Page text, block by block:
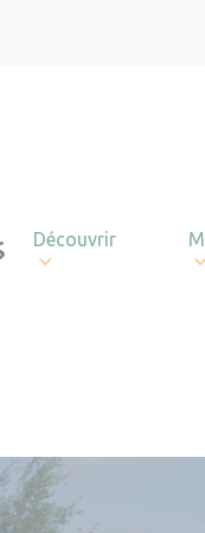
Découvrir